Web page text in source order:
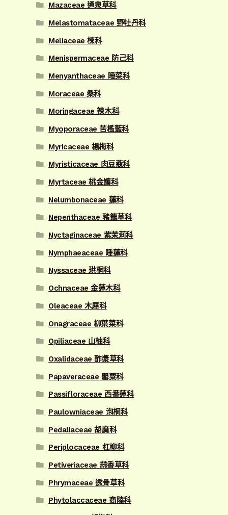
Mazaceae 通泉草科
Melastomataceae 野牡丹科
Meliaceae 楝科
Menispermaceae 防己科
Menyanthaceae 睡菜科
Moraceae 桑科
Moringaceae 辣木科
Myoporaceae 苦檻藍科
Myricaceae 楊梅科
Myristicaceae 肉豆蔻科
Myrtaceae 桃金孃科
Nelumbonaceae 蓮科
Nepenthaceae 豬籠草科
Nyctaginaceae 紫茉莉科
Nymphaeaceae 睡蓮科
Nyssaceae 珙桐科
Ochnaceae 金蓮木科
Oleaceae 木犀科
Onagraceae 柳葉菜科
Opiliaceae 山柚科
Oxalidaceae 酢漿草科
Papaveraceae 罌粟科
Passifloraceae 西番蓮科
Paulowniaceae 泡桐科
Pedaliaceae 胡麻科
Periplocaceae 杠柳科
Petiveriaceae 蒜香草科
Phrymaceae 透骨草科
Phytolaccaceae 商陸科